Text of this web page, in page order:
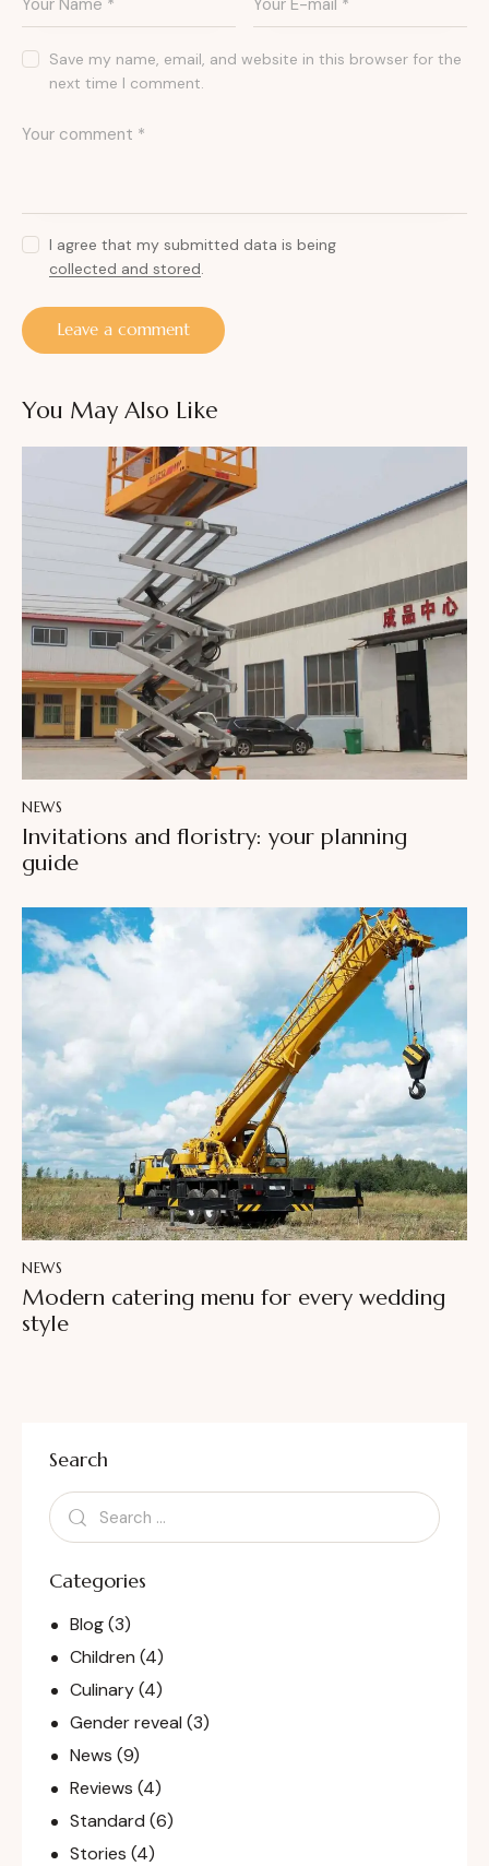
Save my name, email, and website in this browser for the
next time I comment.
I agree that my submitted data is being
collected and stored.
You May Also Like
NEWS
Invitations and floristry: your planning
guide
NEWS
Modern catering menu for every wedding
style
Search
Categories
Blog(3)
Children (4)
Culinary(4)
Gender reveal (3)
News (9)
Reviews (4)
Standard (6)
Stories (4)